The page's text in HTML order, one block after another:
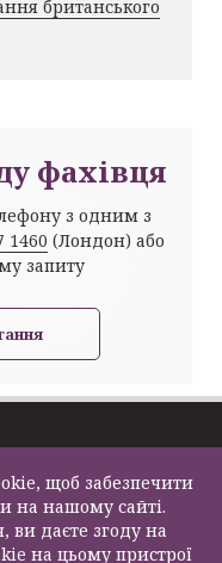
британського
фахівця
з одним з
1460 (Лондон) або
запиту
Law Firm Limited
2000 – 2026©
щоб забезпечити
на нашому сайті.
ви даєте згоду на
на цьому пристрої